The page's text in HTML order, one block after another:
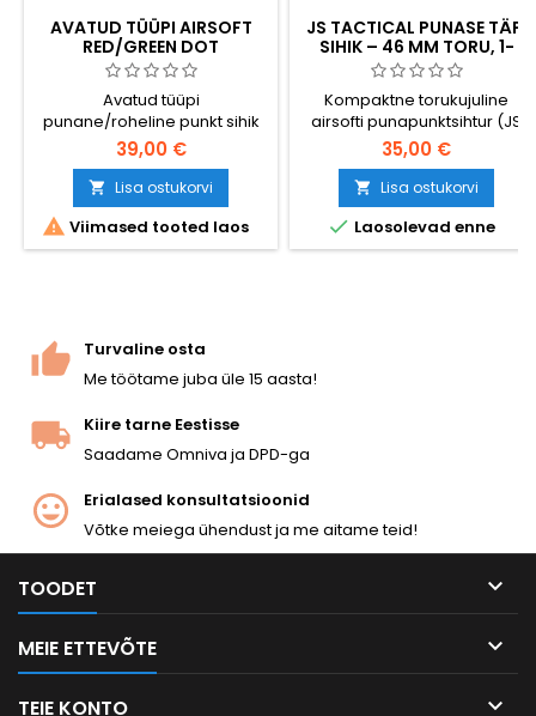
AVATUD TÜÜPI AIRSOFT
RED/GREEN DOT
COLLIMATOR SIGHT
Avatud tüüpi
punane/roheline punkt sihik
airsoftile - 4 mustrit, 2 värvi
39,00 €
 Lisa ostukorvi
 Viimased tooted laos
JS TACTICAL PUNASE TÄPI
SIHIK – 46 MM TORU, 1-
KORDNE SUURENDUS,
PICATINNY KINNITUS
Kompaktne torukujuline
airsofti punapunktsihtur (JS
Tactical JS-1X46GRD). 46 mm
objektiivitoru, 1× suurendus,
mitu heleduse seadet,
integreeritud Picatinny-
kinnitus. Sobib igale 20 mm
raudteele. Odavaim ja
35,00 €
 Lisa ostukorvi
 Laosolevad enne
Turvaline osta
Me töötame juba üle 15 aasta!
Kiire tarne Eestisse
Saadame Omniva ja DPD-ga
Erialased konsultatsioonid
Võtke meiega ühendust ja me aitame teid!
TOODET 
MEIE ETTEVÕTE 
TEIE KONTO 